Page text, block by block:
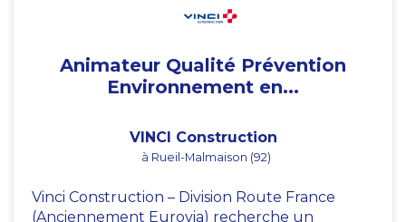
Animateur Qualité Prévention
Environnement en...
VINCI Construction
à Rueil-Malmaison (92)
Vinci Construction – Division Route France
(Anciennement Eurovia) recherche un